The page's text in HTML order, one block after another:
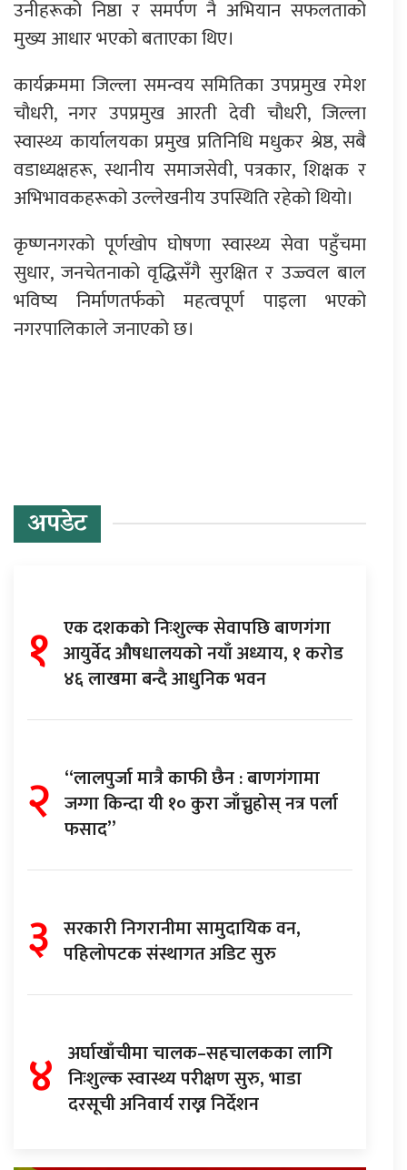
उनीहरूको निष्ठा र समर्पण नै अभियान सफलताको
मुख्य आधार भएको बताएका थिए।
कार्यक्रममा जिल्ला समन्वय समितिका उपप्रमुख रमेश
चौधरी, नगर उपप्रमुख आरती देवी चौधरी, जिल्ला
स्वास्थ्य कार्यालयका प्रमुख प्रतिनिधि मधुकर श्रेष्ठ, सबै
वडाध्यक्षहरू, स्थानीय समाजसेवी, पत्रकार, शिक्षक र
अभिभावकहरूको उल्लेखनीय उपस्थिति रहेको थियो।
कृष्णनगरको पूर्णखोप घोषणा स्वास्थ्य सेवा पहुँचमा
सुधार, जनचेतनाको वृद्धिसँगै सुरक्षित र उज्ज्वल बाल
भविष्य निर्माणतर्फको महत्वपूर्ण पाइला भएको
नगरपालिकाले जनाएको छ।
अपडेट
१ एक दशकको निःशुल्क सेवापछि बाणगंगा
आयुर्वेद औषधालयको नयाँ अध्याय, १ करोड
४६ लाखमा बन्दै आधुनिक भवन
२ “लालपुर्जा मात्रै काफी छैन : बाणगंगामा
जग्गा किन्दा यी १० कुरा जाँच्नुहोस् नत्र पर्ला
फसाद”
३ सरकारी निगरानीमा सामुदायिक वन,
पहिलोपटक संस्थागत अडिट सुरु
४ अर्घाखाँचीमा चालक–सहचालकका लागि
निःशुल्क स्वास्थ्य परीक्षण सुरु, भाडा
दरसूची अनिवार्य राख्न निर्देशन